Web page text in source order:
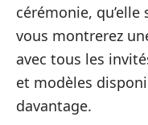
cérémonie,
vous montrerez
avec tous les
et modèles
davantage.